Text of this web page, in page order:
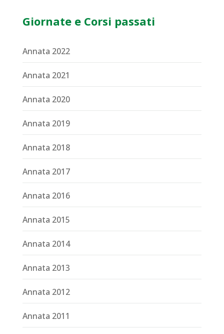
Giornate e Corsi passati
Annata 2022
Annata 2021
Annata 2020
Annata 2019
Annata 2018
Annata 2017
Annata 2016
Annata 2015
Annata 2014
Annata 2013
Annata 2012
Annata 2011